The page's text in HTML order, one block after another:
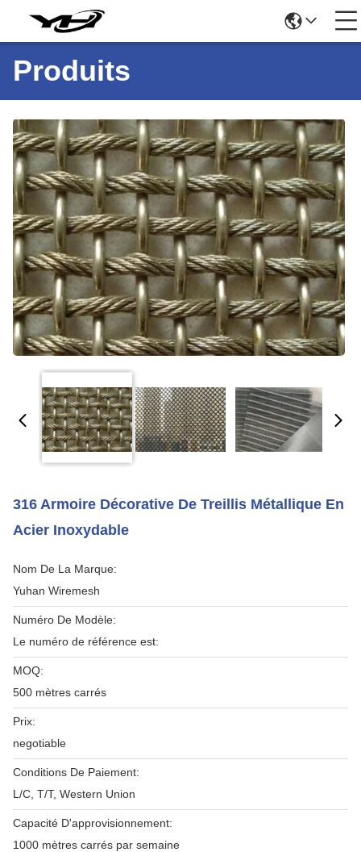
Produits
316 Armoire Décorative De Treillis Métallique En
Acier Inoxydable
Nom De La Marque:
Yuhan Wiremesh
Numéro De Modèle:
Le numéro de référence est:
MOQ:
500 mètres carrés
Prix:
negotiable
Conditions De Paiement:
L/C, T/T, Western Union
Capacité D'approvisionnement:
1000 mètres carrés par semaine